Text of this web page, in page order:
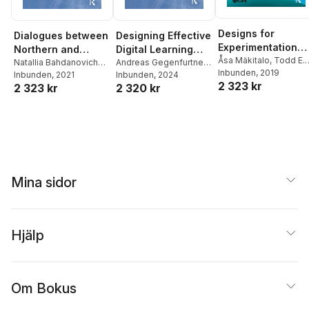
Dialogues between
Northern and
Eastern Europe on
the Development of
Inclusion
Natallia Bahdanovich
Hanssen, Sven-Erik
Hansén ,Kristina Ström
Inbunden, 2021
2 323 kr
Designing Effective
Digital Learning
Environments
Andreas Gegenfurtner ,
Ingo Kollar
Inbunden, 2024
2 320 kr
Designs for
Experimentation
and Inquiry
Åsa Mäkitalo, Todd E.
Nicewonger,Mark
Inbunden, 2019
2 323 kr
Mina sidor
Hjälp
Om Bokus